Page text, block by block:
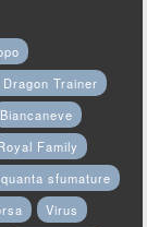
Trainer
Biancaneve
Family
sfumature
Virus